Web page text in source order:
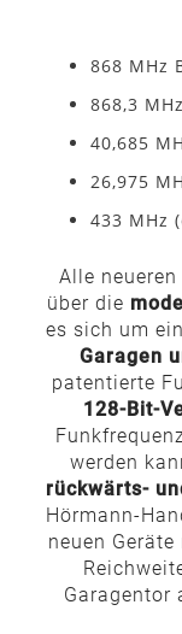
868 MHz
868,3
40,685
26,975
433 MHz
Alle
über die
es sich um ein
Garagen
patentierte
128-Bit-
werden
rückwärts-
Hörmann-
neuen
Garagentor